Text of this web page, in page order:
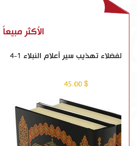
الأكثر مبيعاً
نزهة الفضلاء تهذيب سير أعلام